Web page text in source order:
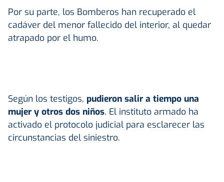
Por su parte, los Bomberos han recuperado el
cadáver del menor fallecido del interior, al quedar
atrapado por el humo.
Según los testigos, pudieron salir a tiempo una
mujer y otros dos niños. El instituto armado ha
activado el protocolo judicial para esclarecer las
circunstancias del siniestro.